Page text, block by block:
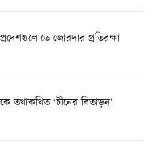
জোরদার প্রতিরক্ষা
তথাকথিত ‘চীনের বিতাড়ন’